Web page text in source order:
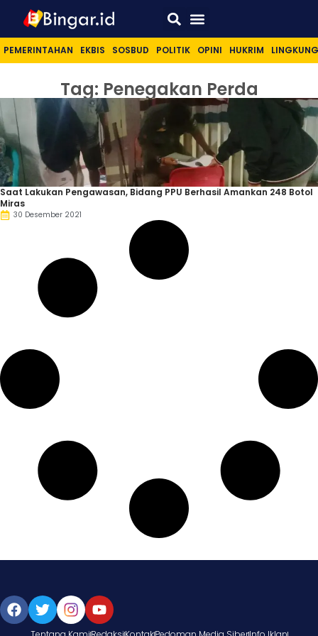
PEMERINTAHAN EKBIS SOSBUD POLITIK OPINI HUKRIM
Tag: Penegakan Perda
Saat Lakukan Pengawasan, Bidang PPU Berhasil Amankan 248 Botol
Miras
30 Desember 2021